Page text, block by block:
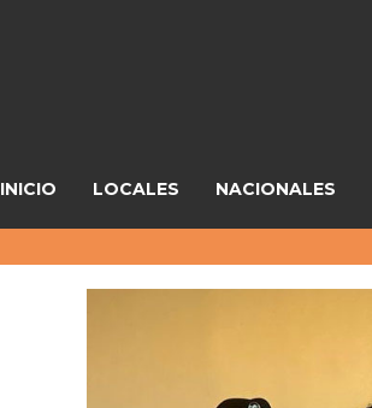
INICIO LOCALES NACIONALES